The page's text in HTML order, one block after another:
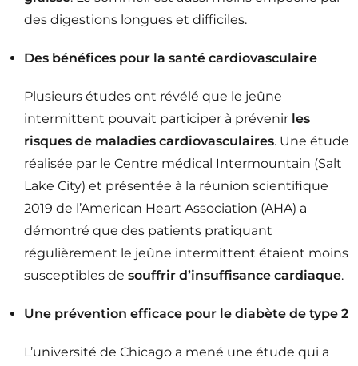
des digestions longues et difficiles.
Des bénéfices pour la santé cardiovasculaire
Plusieurs études ont révélé que le jeûne
intermittent pouvait participer à prévenir les
risques de maladies cardiovasculaires. Une étude
réalisée par le Centre médical Intermountain (Salt
Lake City) et présentée à la réunion scientifique
2019 de l’American Heart Association (AHA) a
démontré que des patients pratiquant
régulièrement le jeûne intermittent étaient moins
susceptibles de souffrir d’insuffisance cardiaque.
Une prévention efficace pour le diabète de type 2
L’université de Chicago a mené une étude qui a